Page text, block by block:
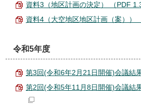
資料3（地区計画の決定） （PDF
資料4（大空地区地区計画（案））
令和5年度
第3回(令和6年2月21日開催)会議結
第2回(令和5年11月8日開催)会議結